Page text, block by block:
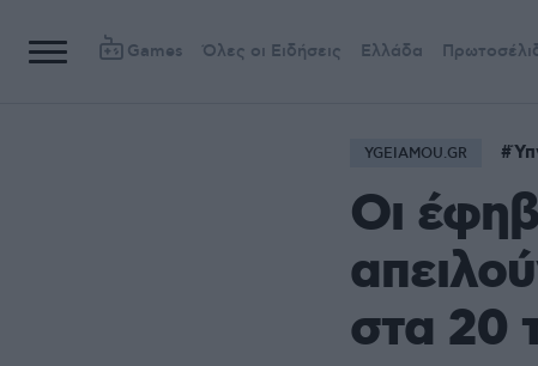
Games Όλες οι Ειδήσεις Ελλάδα
YGEIAMOU.GR
Οι
στα 20